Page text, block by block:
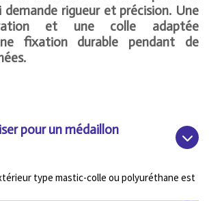
demande rigueur et précision. Une
et une colle adaptée
fixation durable pendant de
pour un médaillon
type mastic-colle ou polyuréthane est